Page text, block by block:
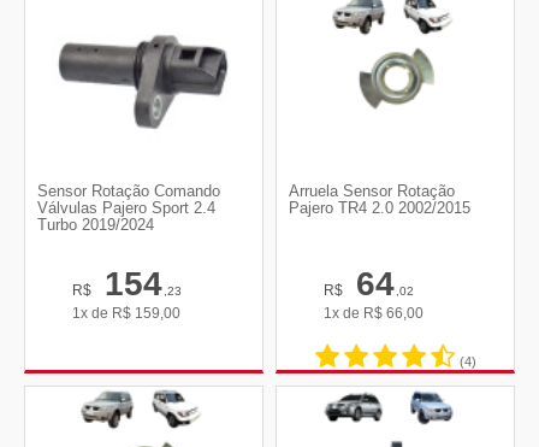
Sensor Rotação Comando
Válvulas Pajero Sport 2.4
Turbo 2019/2024
R$ 154,23
1x de R$ 159,00
Arruela Sensor Rotação
Pajero TR4 2.0 2002/2015
R$ 64,02
1x de R$ 66,00
(4)